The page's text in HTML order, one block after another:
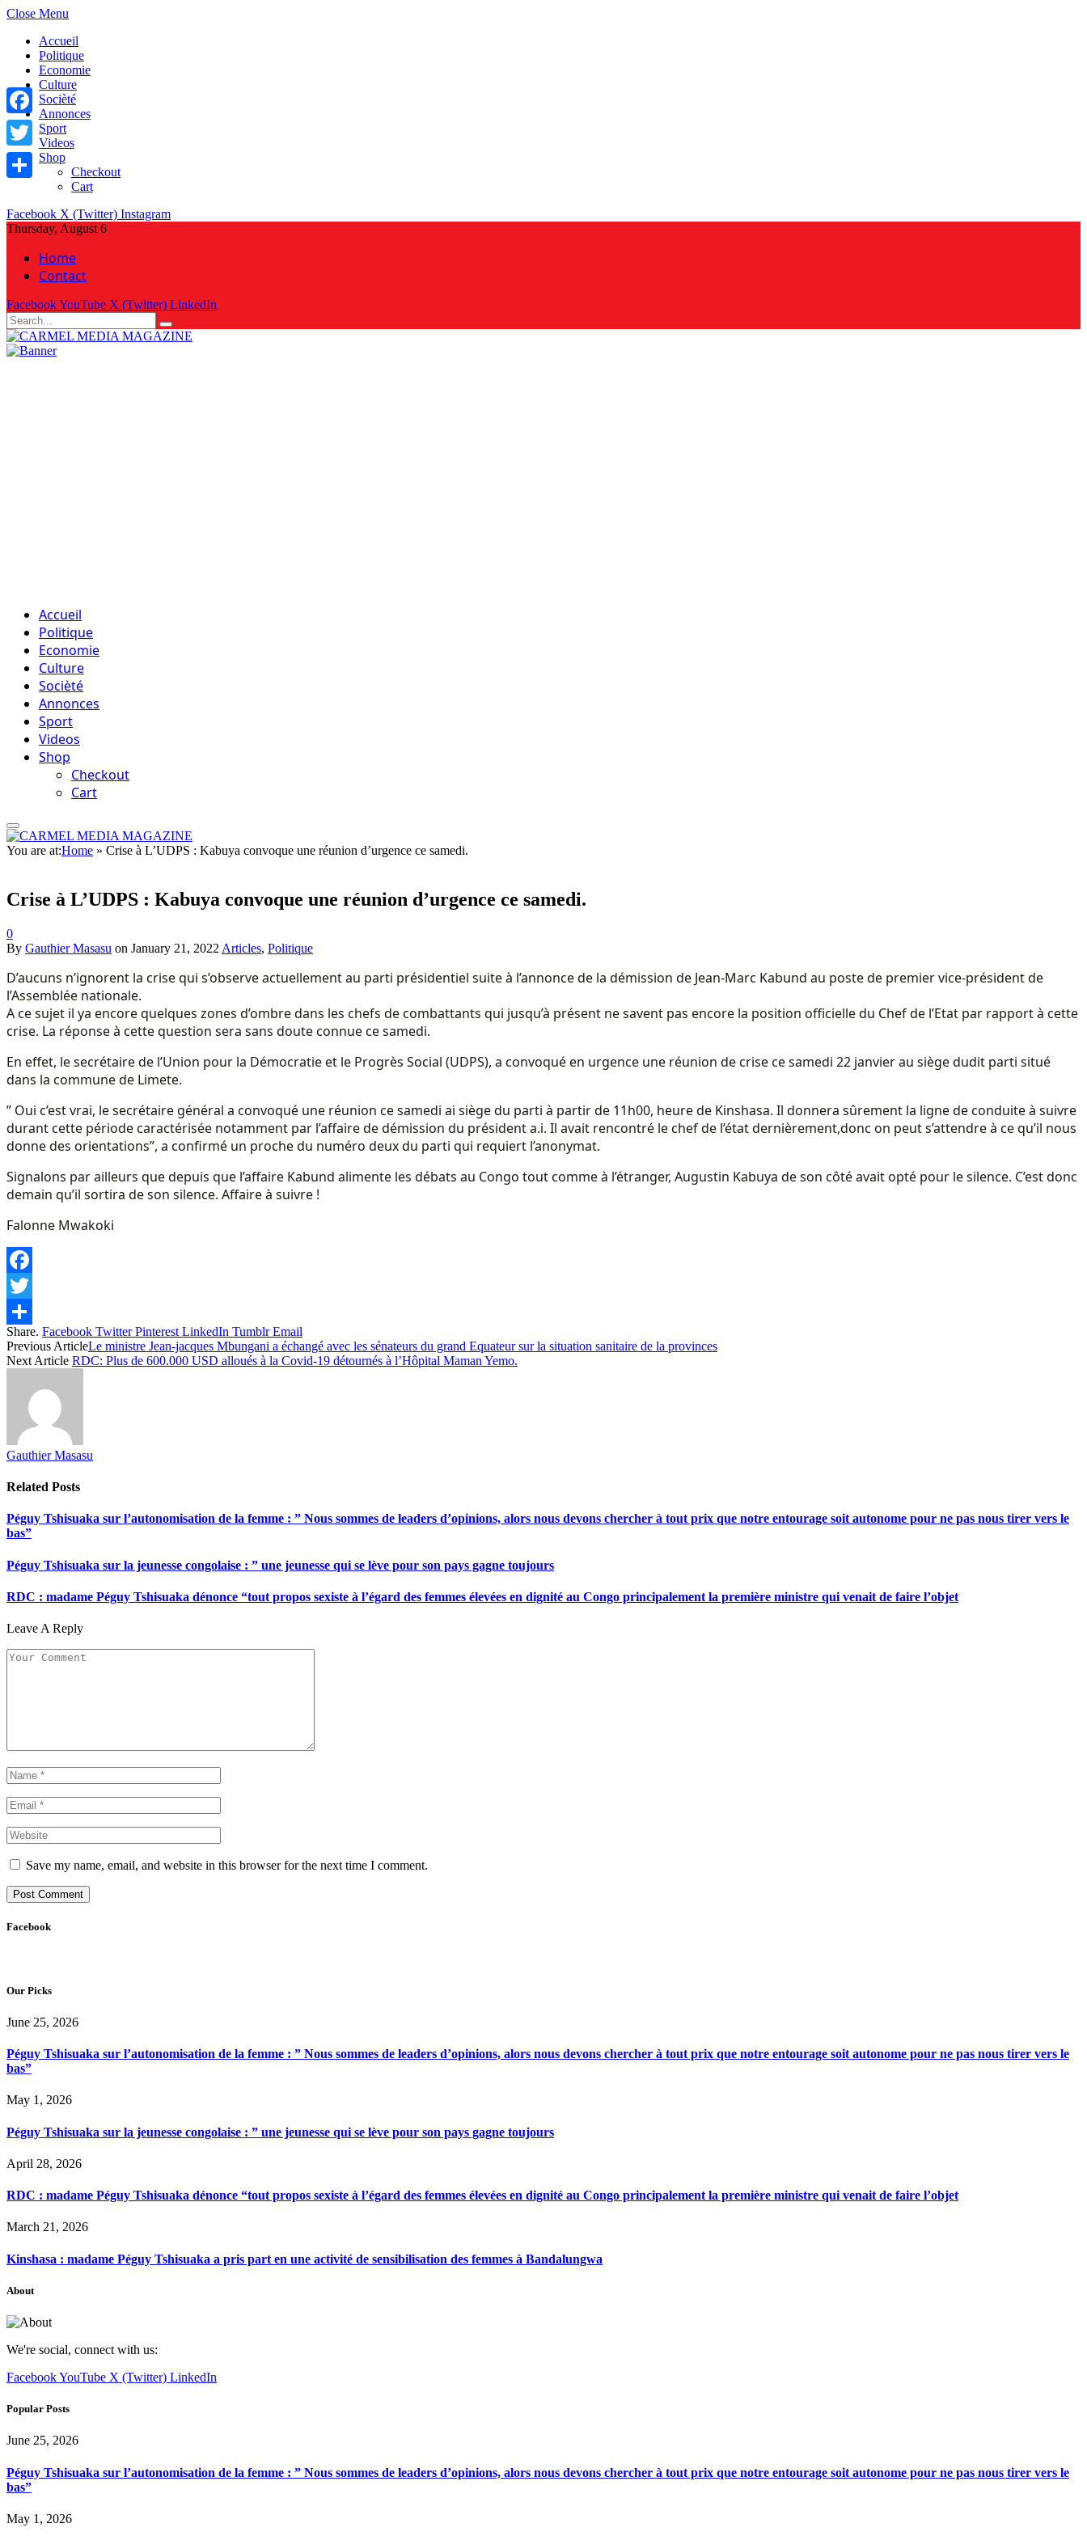
Close Menu
Accueil
Politique
Economie
Culture
Socièté
Annonces
Sport
Videos
Shop
Checkout
Cart
Facebook X (Twitter) Instagram
Thursday, August 6
Home
Contact
FacebookYouTube X (Twitter) LinkedIn
Accueil
Politique
Economie
Culture
Socièté
Annonces
Sport
Videos
Shop
Checkout
Cart
You are at:Home » Crise à L’UDPS : Kabuya convoque une réunion d’urgence ce samedi.
Crise à L’UDPS : Kabuya convoque une réunion d’urgence ce samedi.
0
By Gauthier Masasu on January 21, 2022 Articles, Politique
D’aucuns n’ignorent la crise qui s’observe actuellement au parti présidentiel suite à l’annonce de la démission de Jean-Marc Kabund au poste de premier vice-président de
l’Assemblée nationale.
A ce sujet il ya encore quelques zones d’ombre dans les chefs de combattants qui jusqu’à présent ne savent pas encore la position officielle du Chef de l’Etat par rapport à cette
crise. La réponse à cette question sera sans doute connue ce samedi.
En effet, le secrétaire de l’Union pour la Démocratie et le Progrès Social (UDPS), a convoqué en urgence une réunion de crise ce samedi 22 janvier au siège dudit parti situé
dans la commune de Limete.
” Oui c’est vrai, le secrétaire général a convoqué une réunion ce samedi ai siège du parti à partir de 11h00, heure de Kinshasa. Il donnera sûrement la ligne de conduite à suivre
durant cette période caractérisée notamment par l’affaire de démission du président a.i. Il avait rencontré le chef de l’état dernièrement,donc on peut s’attendre à ce qu’il nous
donne des orientations”, a confirmé un proche du numéro deux du parti qui requiert l’anonymat.
Signalons par ailleurs que depuis que l’affaire Kabund alimente les débats au Congo tout comme à l’étranger, Augustin Kabuya de son côté avait opté pour le silence. C’est donc
demain qu’il sortira de son silence. Affaire à suivre !
Falonne Mwakoki
Facebook
Twitter
Share
Share. Facebook Twitter Pinterest LinkedIn Tumblr Email
Previous ArticleLe ministre Jean-jacques Mbungani a échangé avec les sénateurs du grand Equateur sur la situation sanitaire de la provinces
Next Article RDC: Plus de 600.000 USD alloués à la Covid-19 détournés à l’Hôpital Maman Yemo.
Gauthier Masasu
Related Posts
Péguy Tshisuaka sur l’autonomisation de la femme : ” Nous sommes de leaders d’opinions, alors nous devons chercher à tout prix que notre entourage soit autonome pour ne pas nous tirer vers le
bas”
Péguy Tshisuaka sur la jeunesse congolaise : ” une jeunesse qui se lève pour son pays gagne toujours
RDC : madame Péguy Tshisuaka dénonce “tout propos sexiste à l’égard des femmes élevées en dignité au Congo principalement la première ministre qui venait de faire l’objet
Leave A Reply
Save my name, email, and website in this browser for the next time I comment.
Facebook
Our Picks
June 25, 2026
Péguy Tshisuaka sur l’autonomisation de la femme : ” Nous sommes de leaders d’opinions, alors nous devons chercher à tout prix que notre entourage soit autonome pour ne pas nous tirer vers le
bas”
May 1, 2026
Péguy Tshisuaka sur la jeunesse congolaise : ” une jeunesse qui se lève pour son pays gagne toujours
April 28, 2026
RDC : madame Péguy Tshisuaka dénonce “tout propos sexiste à l’égard des femmes élevées en dignité au Congo principalement la première ministre qui venait de faire l’objet
March 21, 2026
Kinshasa : madame Péguy Tshisuaka a pris part en une activité de sensibilisation des femmes à Bandalungwa
About
We're social, connect with us:
FacebookYouTube X (Twitter) LinkedIn
Popular Posts
June 25, 2026
Péguy Tshisuaka sur l’autonomisation de la femme : ” Nous sommes de leaders d’opinions, alors nous devons chercher à tout prix que notre entourage soit autonome pour ne pas nous tirer vers le
bas”
May 1, 2026
Facebook
Twitter